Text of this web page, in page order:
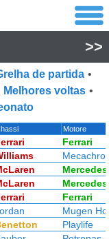
>>
de partida •
Melhores voltas •
Motore
Ferrari
Mercedes
Mercedes
Ferrari
Mugen
Playlife